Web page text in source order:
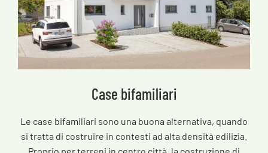
Case bifamiliari
Le case bifamiliari sono una buona alternativa, quando
si tratta di costruire in contesti ad alta densità edilizia.